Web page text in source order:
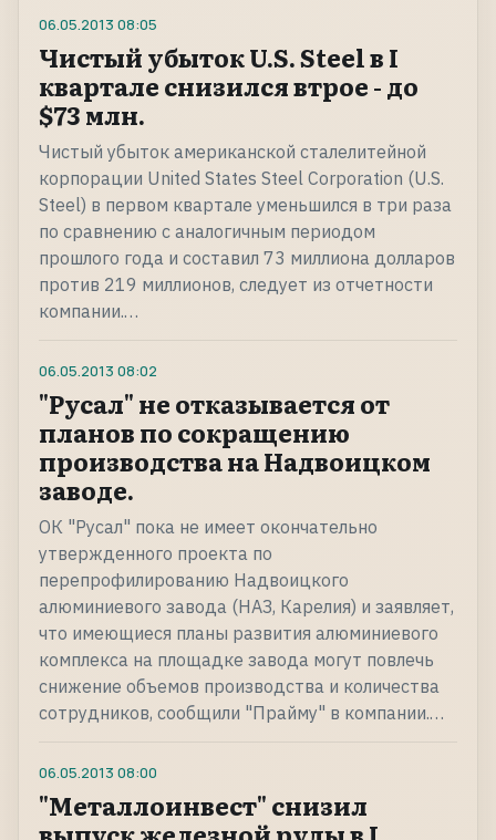
06.05.2013 08:05
Чистый убыток U.S. Steel в I
квартале снизился втрое - до
$73 млн.
Чистый убыток американской сталелитейной
корпорации United States Steel Corporation (U.S.
Steel) в первом квартале уменьшился в три раза
по сравнению с аналогичным периодом
прошлого года и составил 73 миллиона долларов
против 219 миллионов, следует из отчетности
компании.…
06.05.2013 08:02
"Русал" не отказывается от
планов по сокращению
производства на Надвоицком
заводе.
ОК "Русал" пока не имеет окончательно
утвержденного проекта по
перепрофилированию Надвоицкого
алюминиевого завода (НАЗ, Карелия) и заявляет,
что имеющиеся планы развития алюминиевого
комплекса на площадке завода могут повлечь
снижение объемов производства и количества
сотрудников, сообщили "Прайму" в компании.…
06.05.2013 08:00
"Металлоинвест" снизил